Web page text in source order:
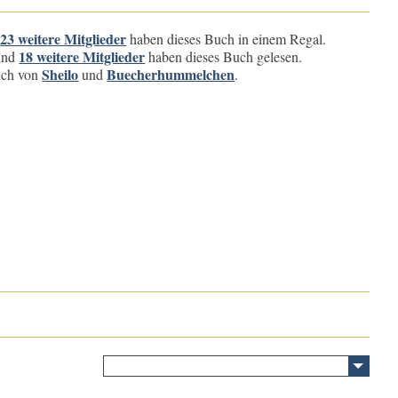
23 weitere Mitgliederhaben dieses Buch in einem Regal.
18 weitere Mitgliederhaben dieses Buch gelesen.
vonSheiloundBuecherhummelchen.